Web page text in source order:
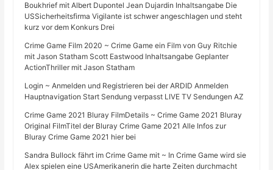
Boukhrief mit Albert Dupontel Jean Dujardin Inhaltsangabe Die
USSicherheitsfirma Vigilante ist schwer angeschlagen und steht
kurz vor dem Konkurs Drei
Crime Game Film 2020 ~ Crime Game ein Film von Guy Ritchie
mit Jason Statham Scott Eastwood Inhaltsangabe Geplanter
ActionThriller mit Jason Statham
Login ~ Anmelden und Registrieren bei der ARDID Anmelden
Hauptnavigation Start Sendung verpasst LIVE TV Sendungen AZ
Crime Game 2021 Bluray FilmDetails ~ Crime Game 2021 Bluray
Original FilmTitel der Bluray Crime Game 2021 Alle Infos zur
Bluray Crime Game 2021 hier bei
Sandra Bullock fährt im Crime Game mit ~ In Crime Game wird sie
Alex spielen eine USAmerikanerin die harte Zeiten durchmacht